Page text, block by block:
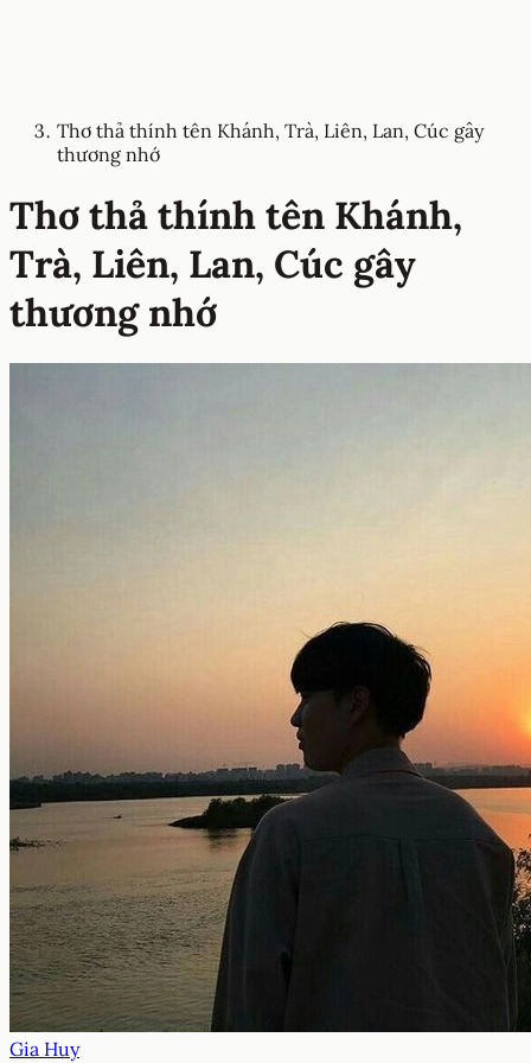
Thơ thả thính tên Khánh, Trà, Liên, Lan, Cúc gây
thương nhớ
Thơ thả thính tên Khánh,
Trà, Liên, Lan, Cúc gây
thương nhớ
Gia Huy